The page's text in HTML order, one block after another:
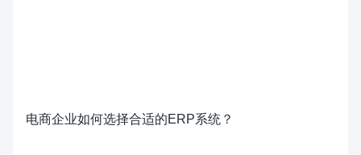
电商企业如何选择合适的ERP系统？